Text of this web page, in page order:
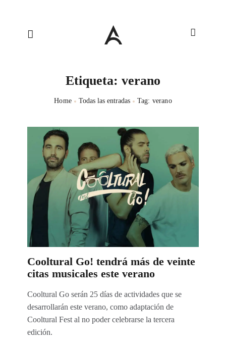
Etiqueta: verano
Home Todas las entradas Tag: verano
Cooltural Go! tendrá más de veinte
citas musicales este verano
Cooltural Go serán 25 días de actividades que se
desarrollarán este verano, como adaptación de
Cooltural Fest al no poder celebrarse la tercera
edición.